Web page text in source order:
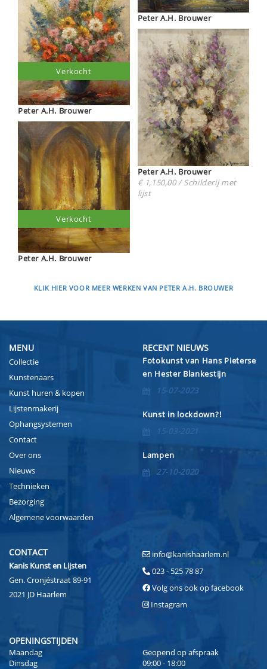
Peter A.H. Brouwer
Verkocht
Peter A.H. Brouwer
Verkocht
Peter A.H. Brouwer
Peter A.H. Brouwer
€ 1,150,00 / Schilderij met
lijst
KLIK HIER VOOR MEER WERKEN VAN PETER A.H. BROUWER
MENU
Collectie
Kunstenaars
Kunst huren & kopen
Lijstenmakerij
Ophangsystemen
Contact
Over ons
Nieuws
Technieken
Bezorging
Algemene voorwaarden
RECENT NIEUWS
Fotokunst van Hans Pieterse
en Hester Blankestijn
15-07-2023
Kunst in lockdown?!
15-03-2021
Lampen
27-10-2020
CONTACT
Kanis Kunst en Lijsten
Gen. Cronjéstraat 89-91
2021 JD Haarlem
info@kanishaarlem.nl
023 - 525 78 87
Volg ons ook op facebook
Instagram
OPENINGSTIJDEN
Maandag
Geopend op afspraak
Dinsdag
09:00 - 18:00